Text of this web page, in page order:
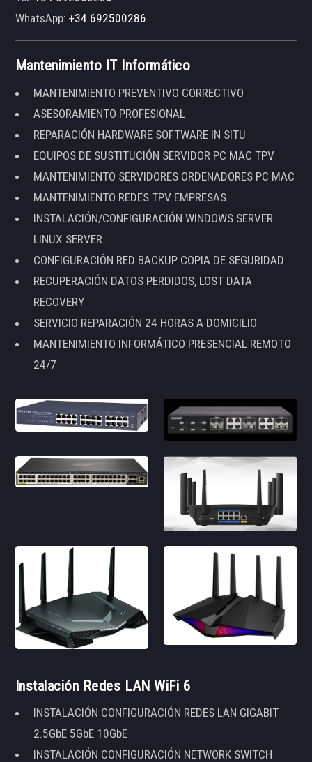
WhatsApp:+34 692500286
Mantenimiento IT Informático
MANTENIMIENTO PREVENTIVO CORRECTIVO
ASESORAMIENTO PROFESIONAL
REPARACIÓN HARDWARE SOFTWARE IN SITU
EQUIPOS DE SUSTITUCIÓN SERVIDOR PC MAC TPV
MANTENIMIENTO SERVIDORES ORDENADORES PC MAC
MANTENIMIENTO REDES TPV EMPRESAS
INSTALACIÓN/CONFIGURACIÓN WINDOWS SERVER
LINUX SERVER
CONFIGURACIÓN RED BACKUP COPIA DE SEGURIDAD
RECUPERACIÓN DATOS PERDIDOS, LOST DATA
RECOVERY
SERVICIO REPARACIÓN 24 HORAS A DOMICILIO
MANTENIMIENTO INFORMÁTICO PRESENCIAL REMOTO
24/7
Instalación Redes LAN WiFi 6
INSTALACIÓN CONFIGURACIÓN REDES LAN GIGABIT
2.5GbE 5GbE 10GbE
INSTALACIÓN CONFIGURACIÓN NETWORK SWITCH